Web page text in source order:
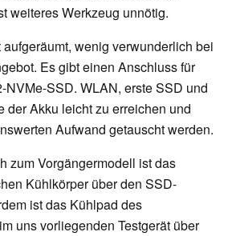
weiteres Werkzeug unnötig.
wenig verwunderlich bei
Es gibt einen Anschluss für
NVMe-SSD. WLAN, erste SSD und
der Akku leicht zu erreichen und
Aufwand getauscht werden.
zum Vorgängermodell ist das
Kühlkörper über den SSD-
ist das Kühlpad des
uns vorliegenden Testgerät über